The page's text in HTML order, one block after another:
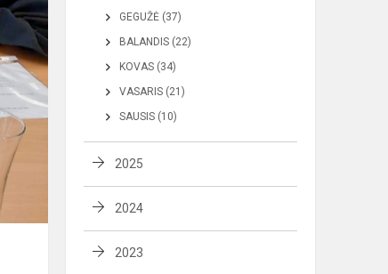
GEGUŽĖ (37)
BALANDIS (22)
KOVAS (34)
VASARIS (21)
SAUSIS (10)
2025
2024
2023